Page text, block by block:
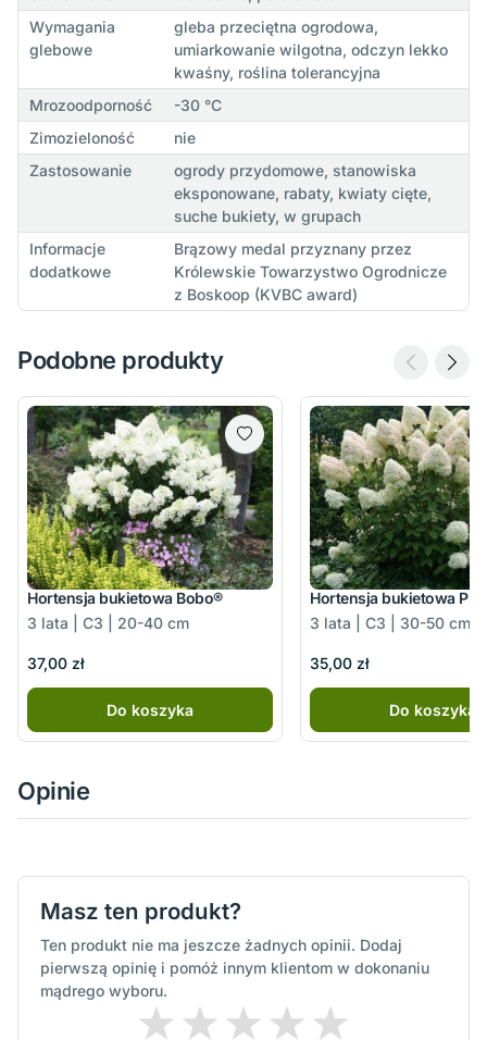
Wymagania
glebowe
gleba przeciętna ogrodowa,
umiarkowanie wilgotna, odczyn lekko
kwaśny, roślina tolerancyjna
Mrozoodporność
-30 °C
Zimozieloność
nie
Zastosowanie
ogrody przydomowe, stanowiska
eksponowane, rabaty, kwiaty cięte,
suche bukiety, w grupach
Informacje
dodatkowe
Brązowy medal przyznany przez
Królewskie Towarzystwo Ogrodnicze
z Boskoop (KVBC award)
Podobne produkty
Hortensja bukietowa Bobo®
3 lata | C3 | 20-40 cm
37,00 zł
Do koszyka
Hortensja bukietowa
3 lata | C3 | 30-50 cm
35,00 zł
Do koszyka
Opinie
Masz ten produkt?
Ten produkt nie ma jeszcze żadnych opinii. Dodaj
pierwszą opinię i pomóż innym klientom w dokonaniu
mądrego wyboru.